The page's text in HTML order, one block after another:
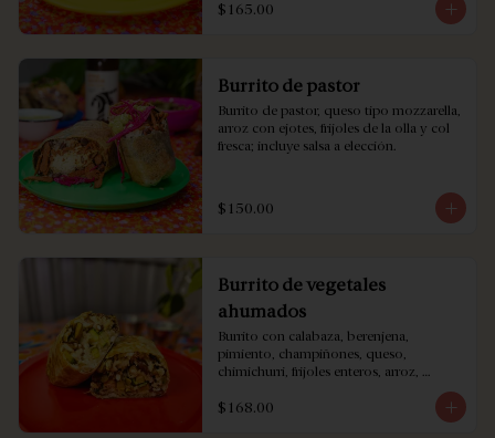
a elección.
$165.00
Burrito de pastor
Burrito de pastor, queso tipo mozzarella,
arroz con ejotes, frijoles de la olla y col
fresca; incluye salsa a elección.
$150.00
Burrito de vegetales
ahumados
Burrito con calabaza, berenjena,
pimiento, champiñones, queso,
chimichurri, frijoles enteros, arroz,
$168.00